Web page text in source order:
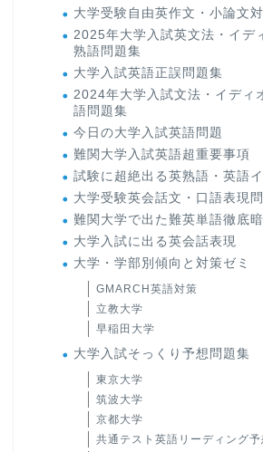
大学受験自由英作文・小論文
2025年大学入試英文法・イデ
熟語問題集
大学入試英語正誤問題集
2024年大学入試文法・イディ
語問題集
今日の大学入試英語問題
難関大学入試英語超重要事項
試験に超絶出る英熟語・英語
大学受験英会話文・口語表現
難関大学で出た難英単語徹底暗
大学入試に出る英会話表現
大学・学部別傾向と対策ゼミ
GMARCH英語対策
立教大学
早稲田大学
大学入試そっくり予想問題集
東京大学
筑波大学
京都大学
共通テスト英語リーディング予